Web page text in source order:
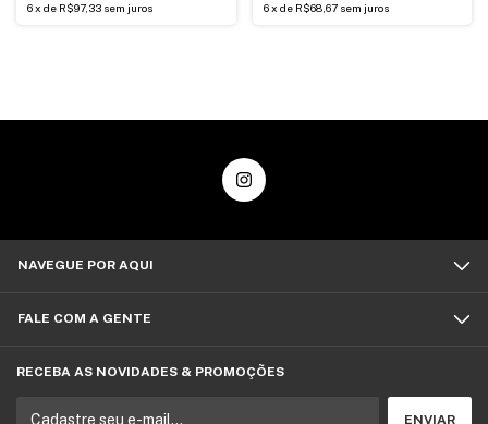
6x de R$97,33 sem juros 6 x de R$68,67 sem juros
NAVEGUE POR AQUI
FALE COM A GENTE
RECEBA AS NOVIDADES & PROMOÇÕES